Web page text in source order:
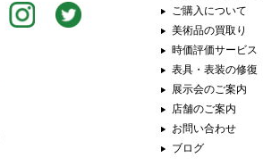
ご購入について
美術品の買取り
時価評価サービス
表具・表装の修復
展示会のご案内
店舗のご案内
お問い合わせ
ブログ